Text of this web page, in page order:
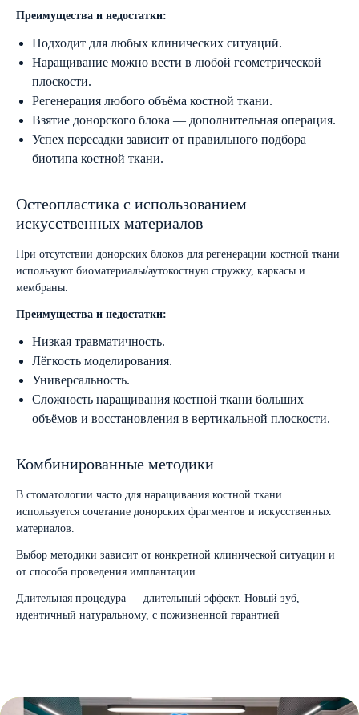
Преимущества и недостатки:
Подходит для любых клинических ситуаций.
Наращивание можно вести в любой геометрической
плоскости.
Регенерация любого объёма костной ткани.
Взятие донорского блока — дополнительная операция.
Успех пересадки зависит от правильного подбора
биотипа костной ткани.
Остеопластика с использованием
искусственных материалов
При отсутствии донорских блоков для регенерации костной ткани
используют биоматериалы/аутокостную стружку, каркасы и
мембраны.
Преимущества и недостатки:
Низкая травматичность.
Лёгкость моделирования.
Универсальность.
Сложность наращивания костной ткани больших
объёмов и восстановления в вертикальной плоскости.
Комбинированные методики
В стоматологии часто для наращивания костной ткани
используется сочетание донорских фрагментов и искусственных
материалов.
Выбор методики зависит от конкретной клинической ситуации и
от способа проведения имплантации.
Длительная процедура — длительный эффект. Новый зуб,
идентичный натуральному, с пожизненной гарантией